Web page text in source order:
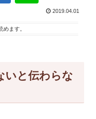
2019.04.01
めます。
いと伝わらな